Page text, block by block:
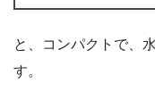
と、コンパクトで、
す。